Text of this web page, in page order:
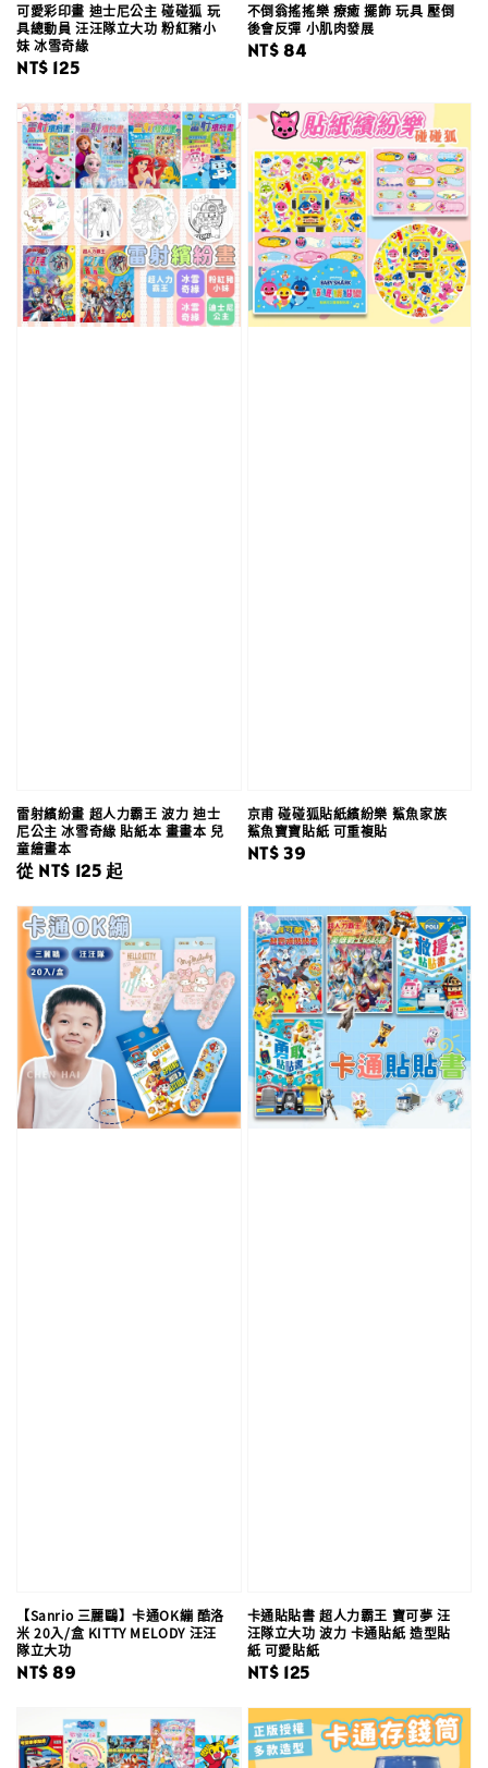
可愛彩印畫 迪士尼公主 碰碰狐 玩
具總動員 汪汪隊立大功 粉紅豬小
妹 冰雪奇緣
Regular
NT$ 125
不倒翁搖搖樂 療癒 擺飾 玩具 壓倒
後會反彈 小肌肉發展
Regular
NT$ 84
雷射繽紛畫 超人力霸王 波力 迪士
尼公主 冰雪奇緣 貼紙本 畫畫本 兒
童繪畫本
Regular
從 NT$ 125 起
京甫 碰碰狐貼紙繽紛樂 鯊魚家族
鯊魚寶寶貼紙 可重複貼
Regular
NT$ 39
【Sanrio 三麗鷗】卡通OK繃 酷洛
米 20入/盒 KITTY MELODY 汪汪
隊立大功
Regular
NT$ 89
卡通貼貼書 超人力霸王 寶可夢 汪
汪隊立大功 波力 卡通貼紙 造型貼
紙 可愛貼紙
Regular
NT$ 125